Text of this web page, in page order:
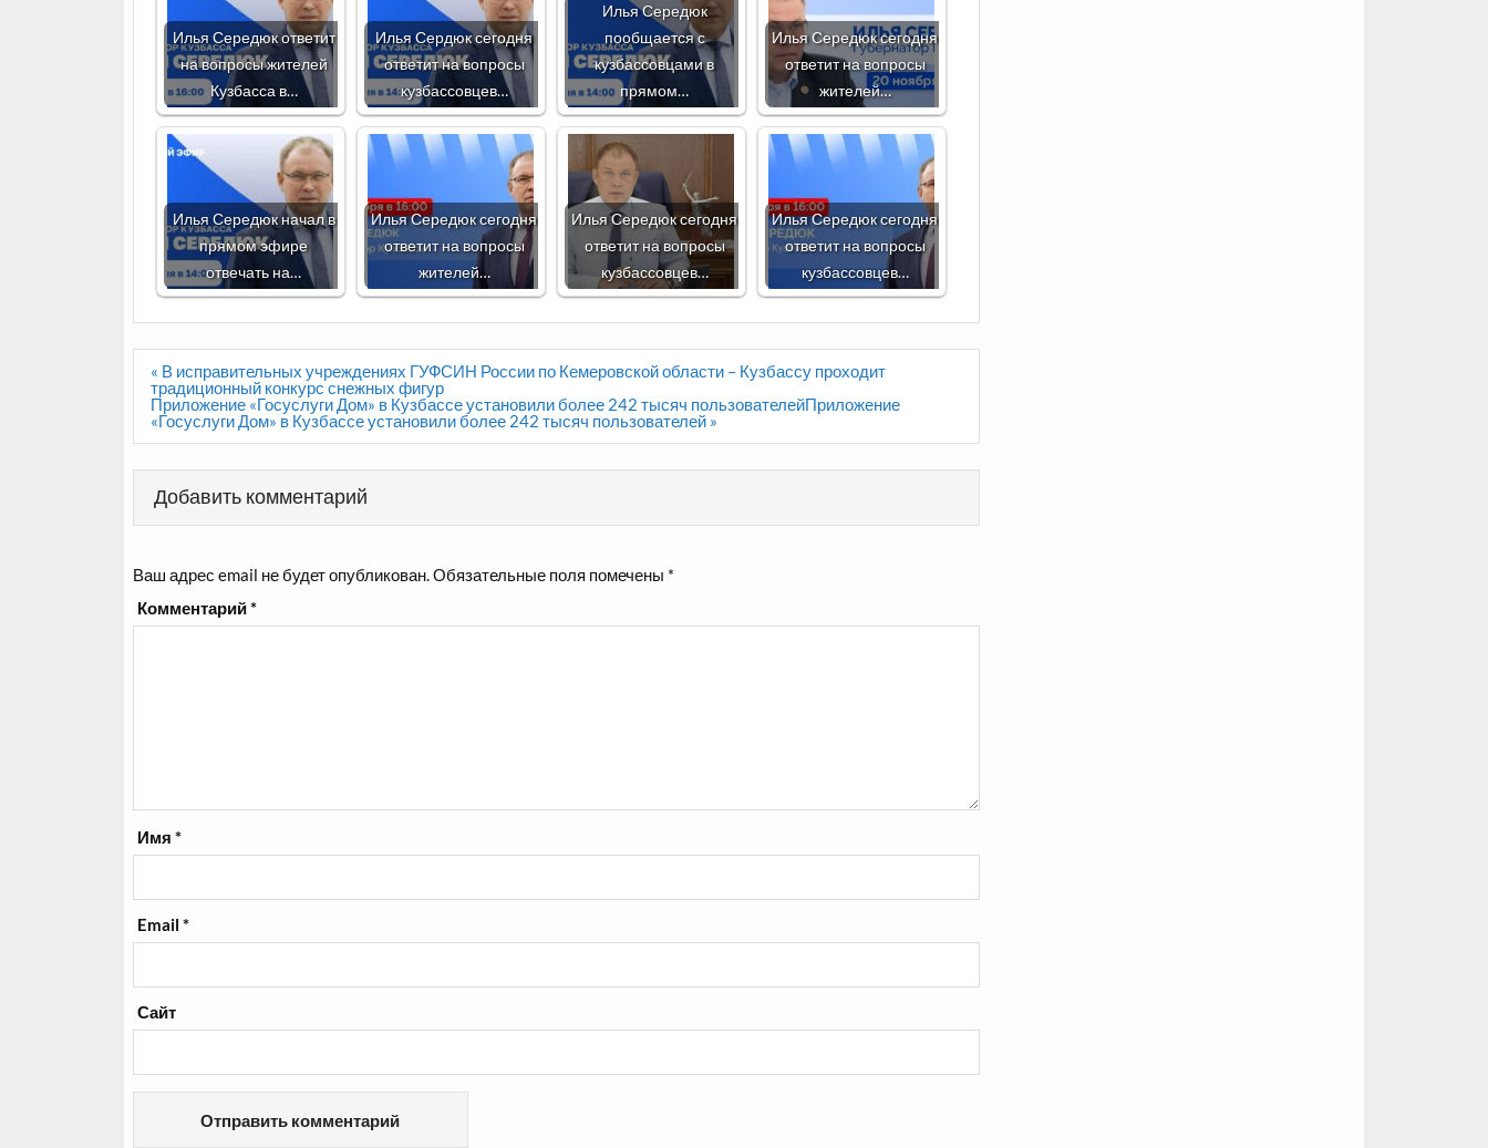
Илья Середюк ответит
на вопросы жителей
Кузбасса в…
Илья Сердюк сегодня
ответит на вопросы
кузбассовцев…
Илья Середюк
пообщается с
кузбассовцами в
прямом…
Илья Середюк сегодня
ответит на вопросы
жителей…
Илья Середюк начал в
прямом эфире
отвечать на…
Илья Середюк сегодня
ответит на вопросы
жителей…
Илья Середюк сегодня
ответит на вопросы
кузбассовцев…
Илья Середюк сегодня
ответит на вопросы
кузбассовцев…
Навигация
по
записям
« В исправительных учреждениях ГУФСИН России по Кемеровской области – Кузбассу проходит
традиционный конкурс снежных фигур
Приложение «Госуслуги Дом» в Кузбассе установили более 242 тысяч пользователейПриложение
«Госуслуги Дом» в Кузбассе установили более 242 тысяч пользователей »
Добавить комментарий
Ваш адрес email не будет опубликован.Обязательные поля помечены *
Комментарий*
Имя*
Email*
Сайт